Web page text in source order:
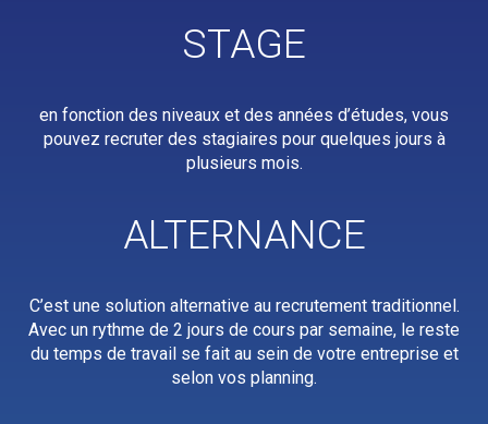
STAGE
en fonction des niveaux et des années d’études, vous
pouvez recruter des stagiaires pour quelques jours à
plusieurs mois.
ALTERNANCE
C’est une solution alternative au recrutement traditionnel.
Avec un rythme de 2 jours de cours par semaine, le reste
du temps de travail se fait au sein de votre entreprise et
selon vos planning.